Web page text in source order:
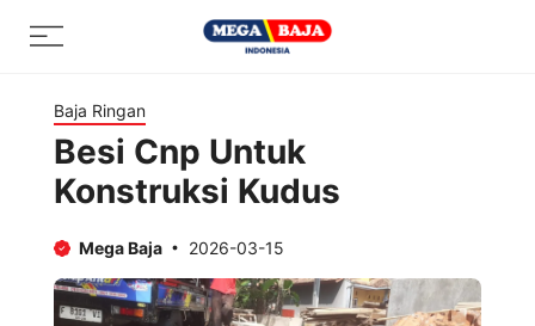
Menu
Baja Ringan
Besi Cnp Untuk
Konstruksi Kudus
Mega Baja 2026-03-15